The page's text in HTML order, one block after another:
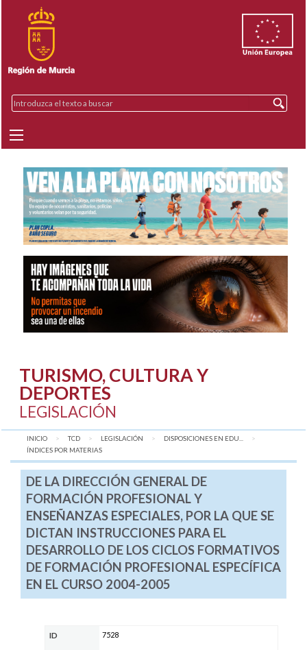
TURISMO, CULTURA Y
DEPORTES
LEGISLACIÓN
INICIO TCD LEGISLACIÓN
DISPOSICIONES EN EDU...
AQUÍ:
ÍNDICES POR MATERIAS
DE LA DIRECCIÓN GENERAL DE
FORMACIÓN PROFESIONAL Y
ENSEÑANZAS ESPECIALES, POR LA QUE SE
DICTAN INSTRUCCIONES PARA EL
DESARROLLO DE LOS CICLOS FORMATIVOS
DE FORMACIÓN PROFESIONAL ESPECÍFICA
EN EL CURSO 2004-2005
ID 7528